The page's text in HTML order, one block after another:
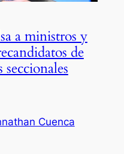
a ministros y
de
Cuenca